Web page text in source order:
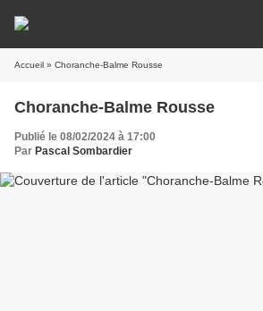
Accueil » Choranche-Balme Rousse
Choranche-Balme Rousse
Publié le 08/02/2024 à 17:00
Par Pascal Sombardier